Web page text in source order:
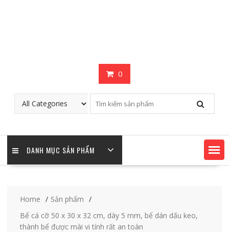
0
DANH MỤC SẢN PHẨM
Home
Sản phẩm
Bể cá cỡ 50 x 30 x 32 cm, dày 5 mm, bể dán dấu keo,
thành bể được mài vi tính rất an toàn